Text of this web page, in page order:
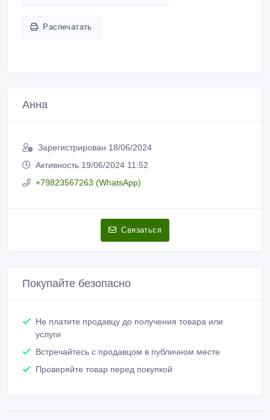
Распечатать
Анна
Зарегистрирован 18/06/2024
Активность 19/06/2024 11:52
+79823567263 (WhatsApp)
Связаться
Покупайте безопасно
Не платите продавцу до получения товара или
услуги
Встречайтесь с продавцом в публичном месте
Проверяйте товар перед покупкой